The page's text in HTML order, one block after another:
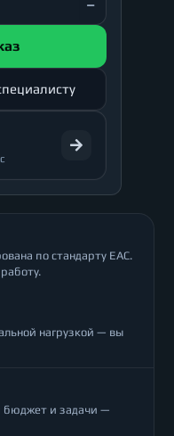
по стандарту ЕАС.
нагрузкой — вы
и задачи —